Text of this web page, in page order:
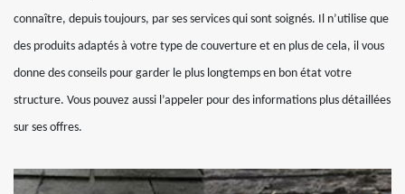
connaître, depuis toujours, par ses services qui sont soignés. Il n’utilise que
des produits adaptés à votre type de couverture et en plus de cela, il vous
donne des conseils pour garder le plus longtemps en bon état votre
structure. Vous pouvez aussi l’appeler pour des informations plus détaillées
sur ses offres.